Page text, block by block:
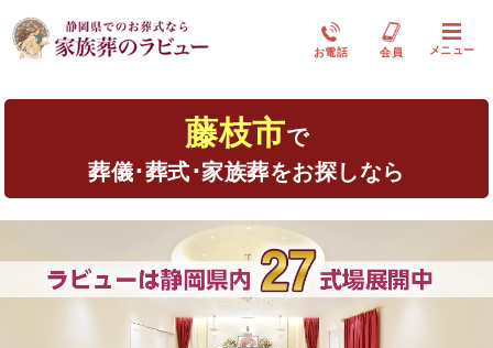
お電話 会員 メニュー
藤枝市で
葬儀･葬式･家族葬をお探しなら